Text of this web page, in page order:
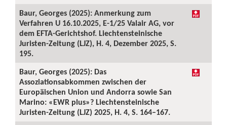
Baur, Georges (2025): Anmerkung zum
Verfahren U 16.10.2025, E-1/25 Valair AG, vor
dem EFTA-Gerichtshof. Liechtensteinische
Juristen-Zeitung (LJZ), H. 4, Dezember 2025, S.
195.
Baur, Georges (2025): Das
Assoziationsabkommen zwischen der
Europäischen Union und Andorra sowie San
Marino: «EWR plus»? Liechtensteinische
Juristen-Zeitung (LJZ) 2025, H. 4, S. 164–167.